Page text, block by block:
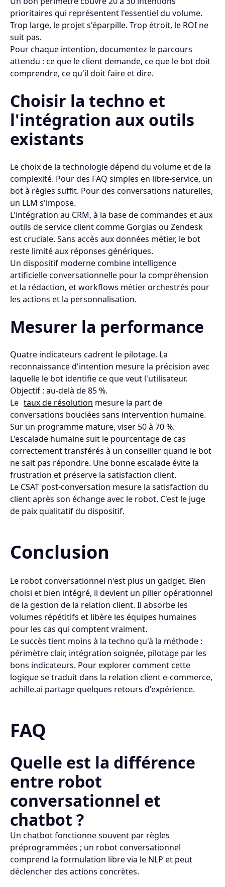
prioritaires qui représentent l'essentiel du volume.
Trop large, le projet s'éparpille. Trop étroit, le ROI ne
suit pas.
Pour chaque intention, documentez le parcours
attendu : ce que le client demande, ce que le bot doit
comprendre, ce qu'il doit faire et dire.
Choisir la techno et
l'intégration aux outils
existants
Le choix de la technologie dépend du volume et de la
complexité. Pour des FAQ simples en libre-service, un
bot à règles suffit. Pour des conversations naturelles,
un LLM s'impose.
L'intégration au CRM, à la base de commandes et aux
outils de service client comme Gorgias ou Zendesk
est cruciale. Sans accès aux données métier, le bot
reste limité aux réponses génériques.
Un dispositif moderne combine intelligence
artificielle conversationnelle pour la compréhension
et la rédaction, et workflows métier orchestrés pour
les actions et la personnalisation.
Mesurer la performance
Quatre indicateurs cadrent le pilotage. La
reconnaissance d'intention mesure la précision avec
laquelle le bot identifie ce que veut l'utilisateur.
Objectif : au-delà de 85 %.
Le taux de résolution mesure la part de
conversations bouclées sans intervention humaine.
Sur un programme mature, viser 50 à 70 %.
L'escalade humaine suit le pourcentage de cas
correctement transférés à un conseiller quand le bot
ne sait pas répondre. Une bonne escalade évite la
frustration et préserve la satisfaction client.
Le CSAT post-conversation mesure la satisfaction du
client après son échange avec le robot. C'est le juge
de paix qualitatif du dispositif.
Conclusion
Le robot conversationnel n'est plus un gadget. Bien
choisi et bien intégré, il devient un pilier opérationnel
de la gestion de la relation client. Il absorbe les
volumes répétitifs et libère les équipes humaines
pour les cas qui comptent vraiment.
Le succès tient moins à la techno qu'à la méthode :
périmètre clair, intégration soignée, pilotage par les
bons indicateurs. Pour explorer comment cette
logique se traduit dans la relation client e-commerce,
achille.ai partage quelques retours d'expérience.
FAQ
Quelle est la différence
entre robot
conversationnel et
chatbot ?
Un chatbot fonctionne souvent par règles
préprogrammées ; un robot conversationnel
comprend la formulation libre via le NLP et peut
déclencher des actions concrètes.